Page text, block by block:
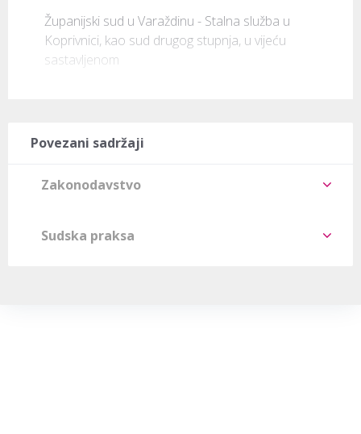
Županijski sud u Varaždinu - Stalna služba u
Koprivnici, kao sud drugog stupnja, u vijeću
sastavljenom
Povezani sadržaji
Zakonodavstvo
Sudska praksa